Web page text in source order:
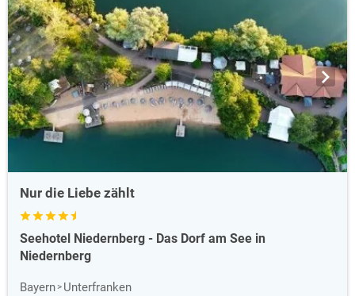
Nur die Liebe zählt
Seehotel Niedernberg - Das Dorf am See in
Niedernberg
Bayern
Unterfranken